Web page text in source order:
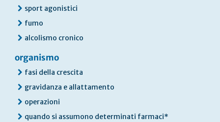
sport agonistici
fumo
alcolismo cronico
organismo
fasi della crescita
gravidanza e allattamento
operazioni
quando si assumono determinati farmaci*